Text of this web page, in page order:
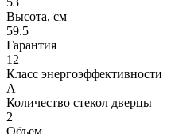
Высота, см
59.5
Гарантия
12
Класс энергоэффективности
A
Количество стекол дверцы
2